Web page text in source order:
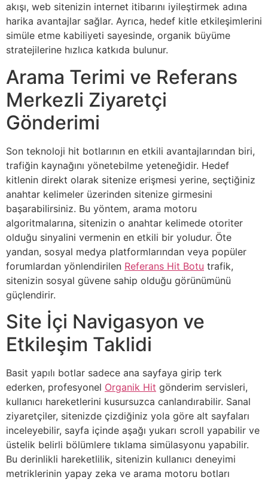
akışı, web sitenizin internet itibarını iyileştirmek adına
harika avantajlar sağlar. Ayrıca, hedef kitle etkileşimlerini
simüle etme kabiliyeti sayesinde, organik büyüme
stratejilerine hızlıca katkıda bulunur.
Arama Terimi ve Referans
Merkezli Ziyaretçi
Gönderimi
Son teknoloji hit botlarının en etkili avantajlarından biri,
trafiğin kaynağını yönetebilme yeteneğidir. Hedef
kitlenin direkt olarak sitenize erişmesi yerine, seçtiğiniz
anahtar kelimeler üzerinden sitenize girmesini
başarabilirsiniz. Bu yöntem, arama motoru
algoritmalarına, sitenizin o anahtar kelimede otoriter
olduğu sinyalini vermenin en etkili bir yoludur. Öte
yandan, sosyal medya platformlarından veya popüler
forumlardan yönlendirilen Referans Hit Botu trafik,
sitenizin sosyal güvene sahip olduğu görünümünü
güçlendirir.
Site İçi Navigasyon ve
Etkileşim Taklidi
Basit yapılı botlar sadece ana sayfaya girip terk
ederken, profesyonel Organik Hit gönderim servisleri,
kullanıcı hareketlerini kusursuzca canlandırabilir. Sanal
ziyaretçiler, sitenizde çizdiğiniz yola göre alt sayfaları
inceleyebilir, sayfa içinde aşağı yukarı scroll yapabilir ve
üstelik belirli bölümlere tıklama simülasyonu yapabilir.
Bu derinlikli hareketlilik, sitenizin kullanıcı deneyimi
metriklerinin yapay zeka ve arama motoru botları